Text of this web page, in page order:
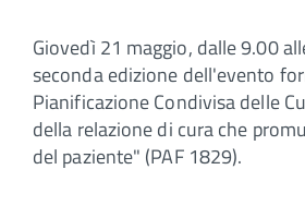
Giovedì 21 maggio, dalle 9.00
seconda edizione dell'evento
Pianificazione Condivisa delle
della relazione di cura che
del paziente" (PAF 1829).